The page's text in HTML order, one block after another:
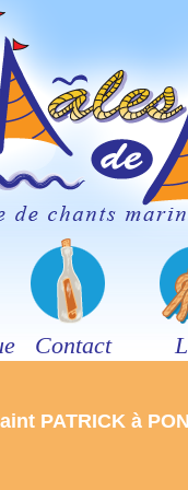
Contact
PATRICK à